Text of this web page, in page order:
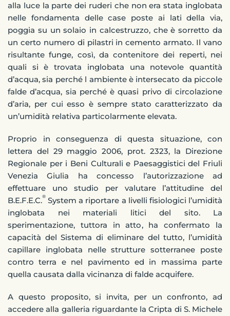
alla luce la parte dei ruderi che non era stata inglobata
nelle fondamenta delle case poste ai lati della via,
poggia su un solaio in calcestruzzo, che è sorretto da
un certo numero di pilastri in cemento armato. Il vano
risultante funge, così, da contenitore dei reperti, nei
quali si è trovata inglobata una notevole quantità
d’acqua, sia perché l ambiente è intersecato da piccole
falde d’acqua, sia perché è quasi privo di circolazione
d’aria, per cui esso è sempre stato caratterizzato da
un’umidità relativa particolarmente elevata.
Proprio in conseguenza di questa situazione, con
lettera del 29 maggio 2006, prot. 2323, la Direzione
Regionale per i Beni Culturali e Paesaggistici del Friuli
Venezia Giulia ha concesso l’autorizzazione ad
effettuare uno studio per valutare l’attitudine del
B.E.F.E.C.® System a riportare a livelli fisiologici l’umidità
inglobata nei materiali litici del sito. La
sperimentazione, tuttora in atto, ha confermato la
capacità del Sistema di eliminare del tutto, l’umidità
capillare inglobata nelle strutture sotterranee poste
contro terra e nel pavimento ed in massima parte
quella causata dalla vicinanza di falde acquifere.
A questo proposito, si invita, per un confronto, ad
accedere alla galleria riguardante la Cripta di S. Michele